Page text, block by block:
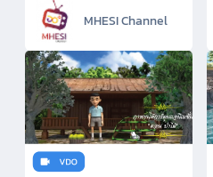
MHESI Channel